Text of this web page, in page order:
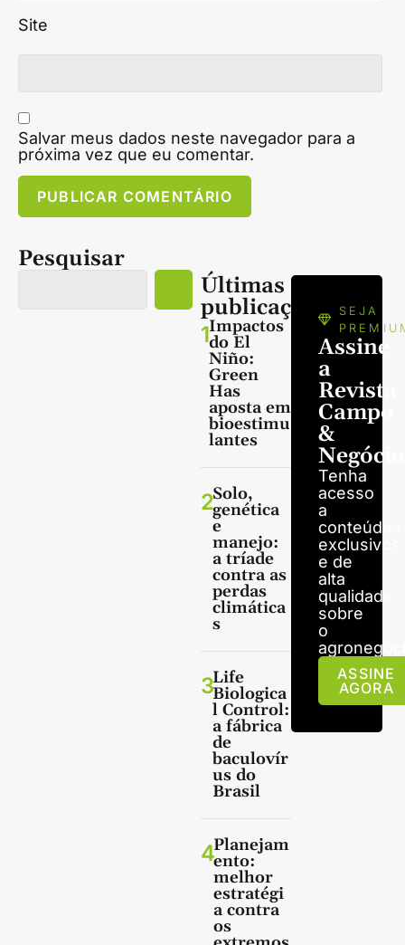
Site
Salvar meus dados neste navegador para a
próxima vez que eu comentar.
Pesquisar
Últimas
publicações
1Impactos
do El
Niño:
Green
Has
aposta em
bioestimu
lantes
2Solo,
genética
e
manejo:
a tríade
contra as
perdas
climática
s
3Life
Biologica
l Control:
a fábrica
de
baculovír
us do
Brasil
4Planejam
ento:
melhor
estratégi
a contra
os
SEJA
Assine
a
Revista
Campo
&
Tenha
acesso
a
conteúdos
exclusivos
e de
alta
qualidade
sobre
o
ASSINE
AGORA